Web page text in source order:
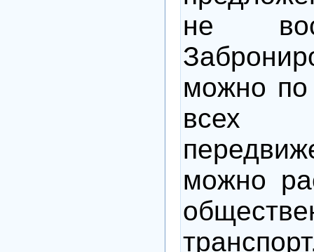
не
можно по
всех
можно